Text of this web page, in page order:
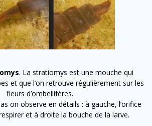
. La stratiomys est une mouche qui
et que l’on retrouve régulièrement sur les
fleurs d’ombellifères.
on observe en détails : à gauche, l’orifice
et à droite la bouche de la larve.